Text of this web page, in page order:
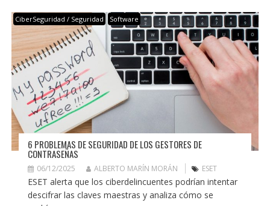
CiberSeguridad / Seguridad Software
6 PROBLEMAS DE SEGURIDAD DE LOS GESTORES DE
CONTRASEÑAS
06/12/2025 ALBERTO MARÍN MORÁN ESET
ESET alerta que los ciberdelincuentes podrían intentar
descifrar las claves maestras y analiza cómo se